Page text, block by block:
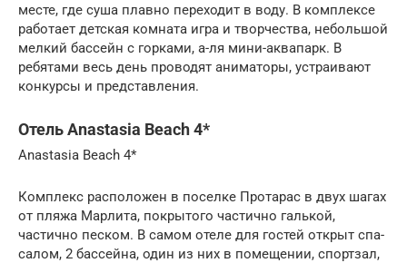
месте, где суша плавно переходит в воду. В комплексе
работает детская комната игра и творчества, небольшой
мелкий бассейн с горками, а-ля мини-аквапарк. В
ребятами весь день проводят аниматоры, устраивают
конкурсы и представления.
Отель Anastasia Beach 4*
Anastasia Beach 4*
Комплекс расположен в поселке Протарас в двух шагах
от пляжа Марлита, покрытого частично галькой,
частично песком. В самом отеле для гостей открыт спа-
салом, 2 бассейна, один из них в помещении, спортзал,